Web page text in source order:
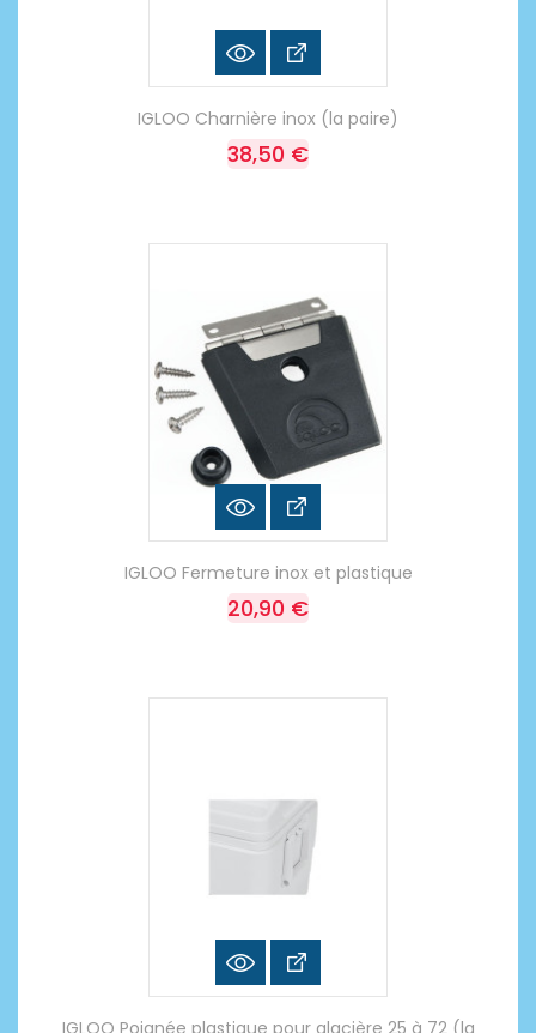
IGLOO Charnière inox (la paire)
38,50 €
IGLOO Fermeture inox et plastique
20,90 €
IGLOO Poignée plastique pour glacière 25 à 72 (la